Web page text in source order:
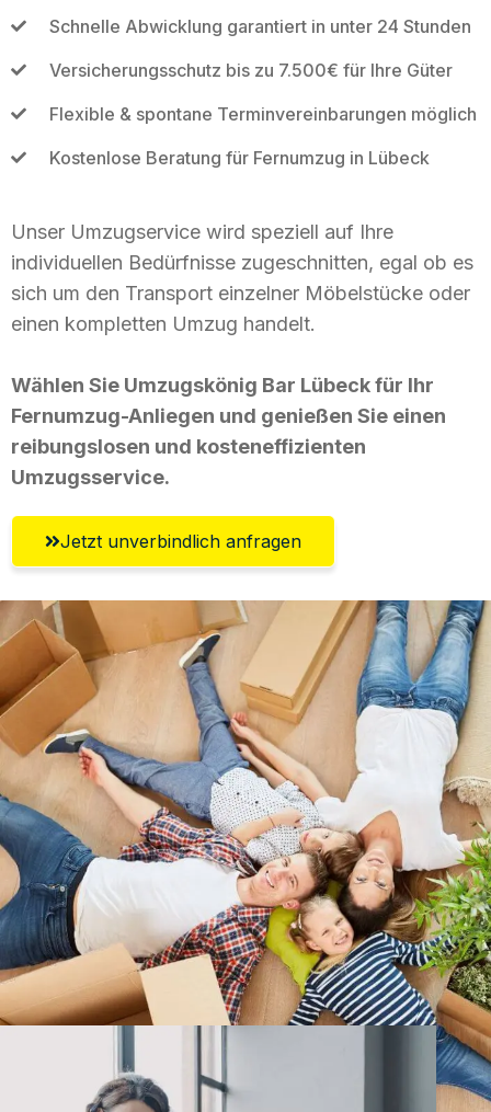
Schnelle Abwicklung garantiert in unter 24 Stunden
Versicherungsschutz bis zu 7.500€ für Ihre Güter
Flexible & spontane Terminvereinbarungen möglich
Kostenlose Beratung für Fernumzug in Lübeck
Unser Umzugservice wird speziell auf Ihre
individuellen Bedürfnisse zugeschnitten, egal ob es
sich um den Transport einzelner Möbelstücke oder
einen kompletten Umzug handelt.
Wählen Sie Umzugskönig Bar Lübeck für Ihr
Fernumzug-Anliegen und genießen Sie einen
reibungslosen und kosteneffizienten
Umzugsservice.
Jetzt unverbindlich anfragen